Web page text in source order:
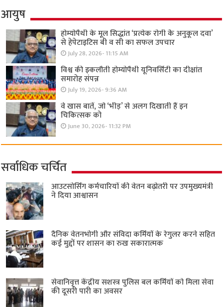
आयुष
होम्योपैथी के मूल सिद्धांत ‘प्रत्येक रोगी केे अनुकूल दवा’
से हेपेटाइटिस बी व सी का सफल उपचार
July 28, 2026- 11:15 AM
विश्व की इकलौती होम्योपैथी यूनिवर्सिटी का दीक्षांत
समारोह संपन्न
July 19, 2026- 9:36 AM
वे खास बातें, जो ‘भीड़’ से अलग दिखाती हैं इन
चिकित्सक को
June 30, 2026- 11:32 PM
सर्वाधिक चर्चित
आउटसोर्सिंग कर्मचारियों की वेतन बढ़ोतरी पर उपमुख्यमंत्री
ने दिया आश्वासन
दैनिक वेतनभोगी और संविदा कर्मियों के रेगुलर करने सहित
कई मुद्दों पर शासन का रुख सकारात्मक
सेवानिवृत्त केंद्रीय सशस्त्र पुलिस बल ​कर्मियों को मिला सेवा
की दूसरी पारी का अवसर